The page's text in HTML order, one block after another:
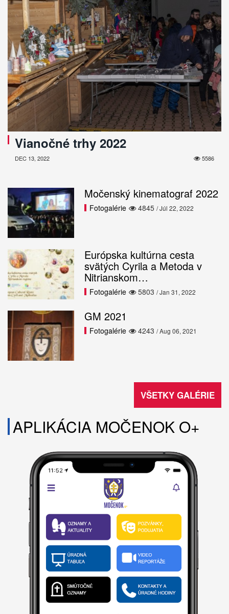
Vianočné trhy 2022
5586
DEC 13, 2022
Močenský kinematograf 2022
4845
Fotogalérie / Júl 22, 2022
Európska kultúrna cesta
svätých Cyrila a Metoda v
Nitrianskom…
5803
Fotogalérie / Jan 31, 2022
GM 2021
4243
Fotogalérie / Aug 06, 2021
VŠETKY GALÉRIE
APLIKÁCIA MOČENOK O+